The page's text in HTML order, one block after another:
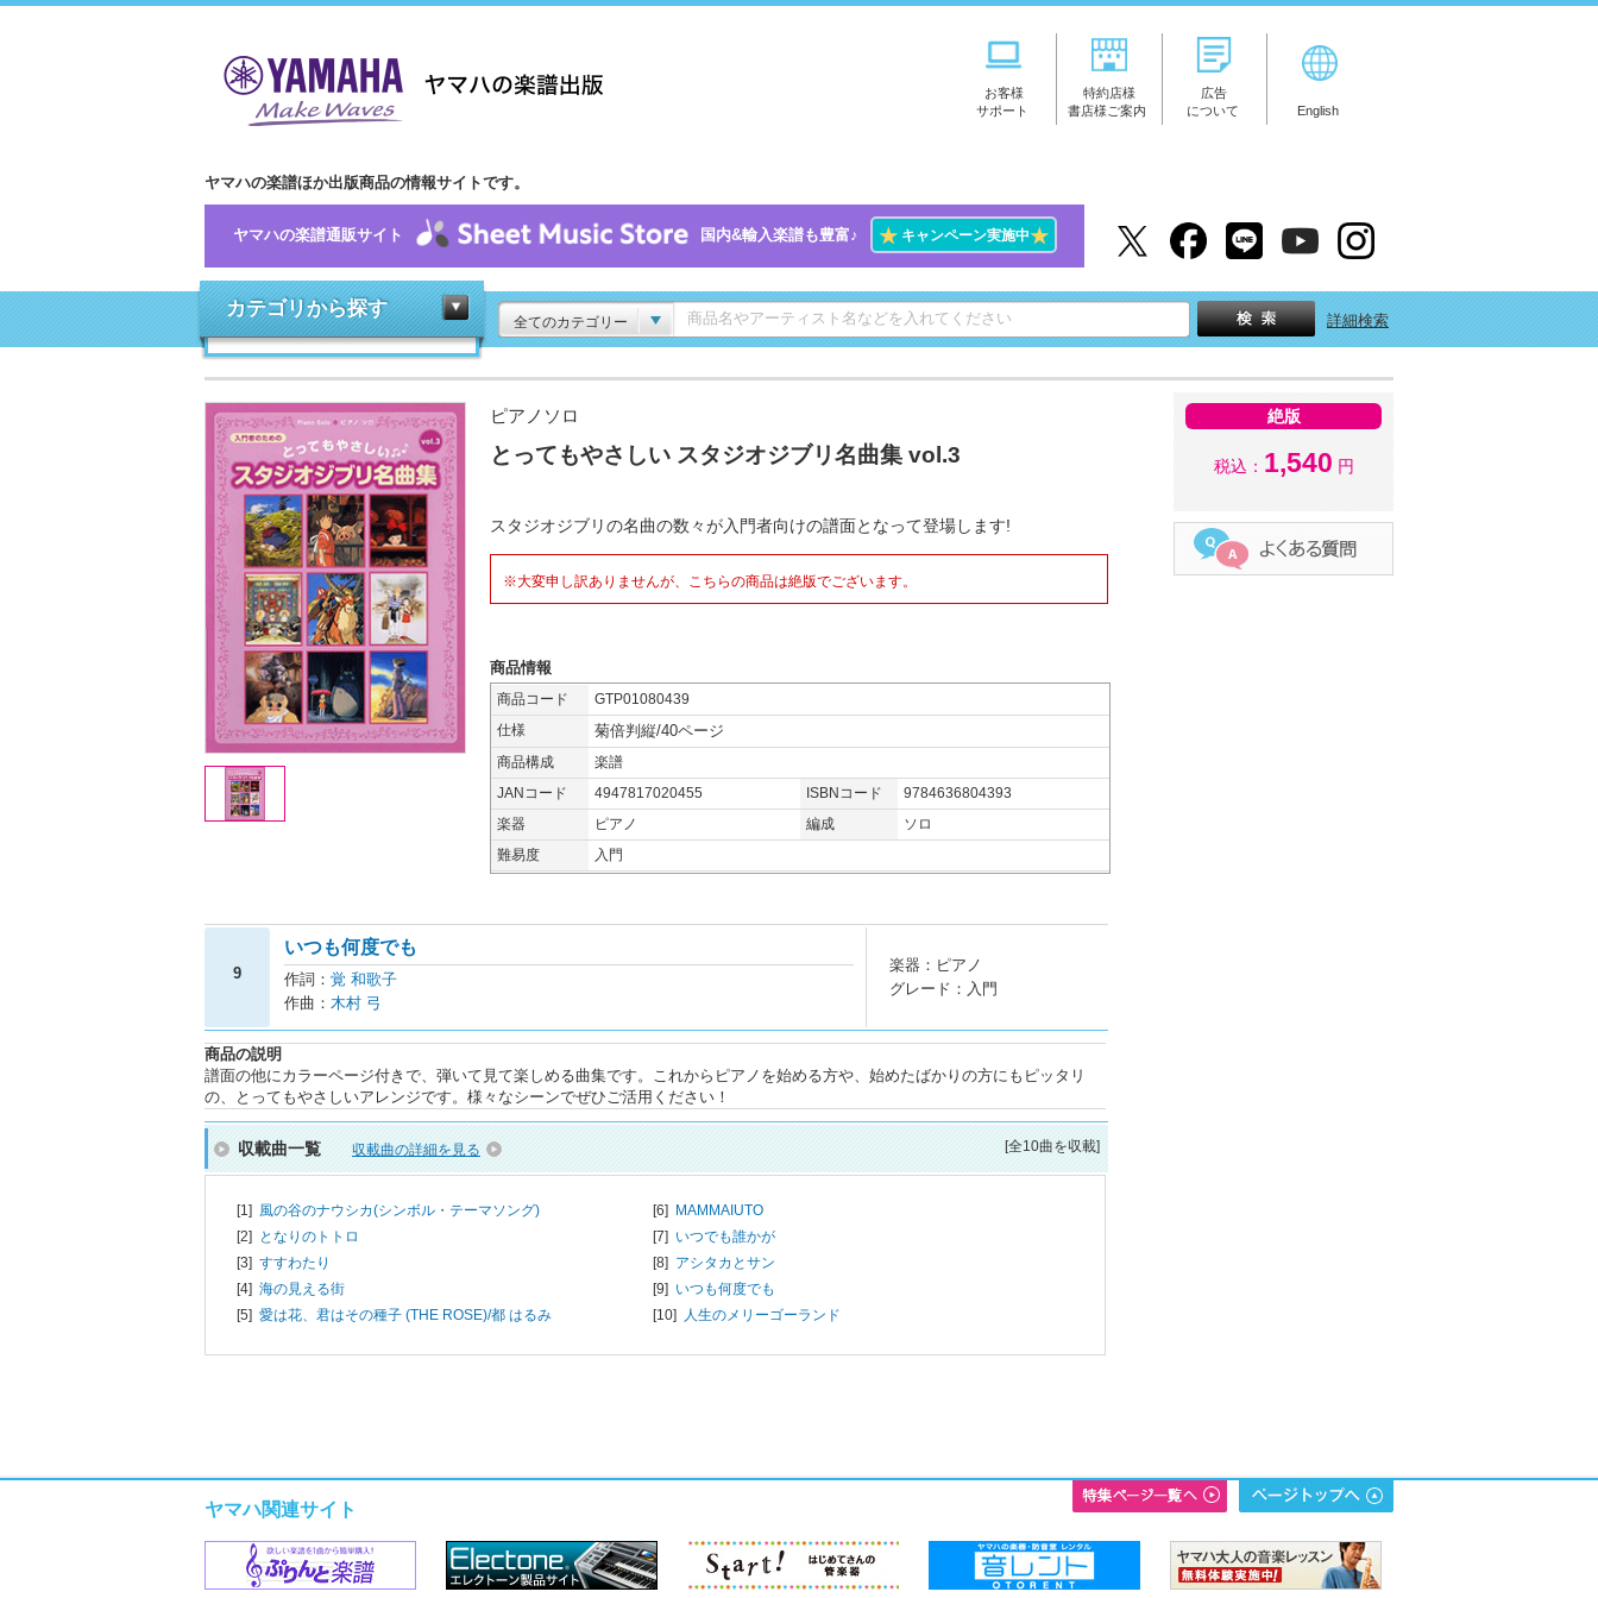
お客様
サポート
特約店様
書店様ご案内
広告
について
English
ヤマハの楽譜ほか出版商品の情報サイトです。
ヤマハの楽譜通販サイト 国内&輸入楽譜も豊富♪ ★キャンペーン実施中★
カテゴリから探す
全てのカテゴリー 詳細検索
ピアノソロ
とってもやさしい スタジオジブリ名曲集 vol.3
スタジオジブリの名曲の数々が入門者向けの譜面となって登場します!
※大変申し訳ありませんが、こちらの商品は絶版でございます。
商品情報
商品コード
GTP01080439
仕様
菊倍判縦/40ページ
商品構成
楽譜
JANコード
4947817020455 ISBNコード
9784636804393
楽器
ピアノ 編成
ソロ
難易度
入門
9
いつも何度でも
作詞： 覚 和歌子
作曲： 木村 弓
楽器：ピアノ
グレード：入門
商品の説明
譜面の他にカラーページ付きで、弾いて見て楽しめる曲集です。これからピアノを始める方や、始めたばかりの方にもピッタリ
の、とってもやさしいアレンジです。様々なシーンでぜひご活用ください！
収載曲一覧 収載曲の詳細を見る [全10曲を収載]
[1] 風の谷のナウシカ(シンボル・テーマソング)
[2] となりのトトロ
[3] すすわたり
[4] 海の見える街
[5] 愛は花、君はその種子 (THE ROSE)/都 はるみ
[6] MAMMAIUTO
[7] いつでも誰かが
[8] アシタカとサン
[9] いつも何度でも
[10] 人生のメリーゴーランド
絶版
税込： 1,540 円
ヤマハ関連サイト